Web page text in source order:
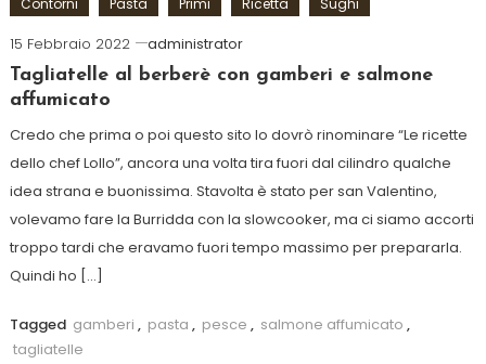
Contorni Pasta Primi Ricetta Sughi
15 Febbraio 2022
administrator
Tagliatelle al berberè con gamberi e salmone
affumicato
Credo che prima o poi questo sito lo dovrò rinominare “Le ricette
dello chef Lollo”, ancora una volta tira fuori dal cilindro qualche
idea strana e buonissima. Stavolta è stato per san Valentino,
volevamo fare la Burridda con la slowcooker, ma ci siamo accorti
troppo tardi che eravamo fuori tempo massimo per prepararla.
Quindi ho […]
Tagged gamberi , pasta , pesce , salmone affumicato ,
tagliatelle